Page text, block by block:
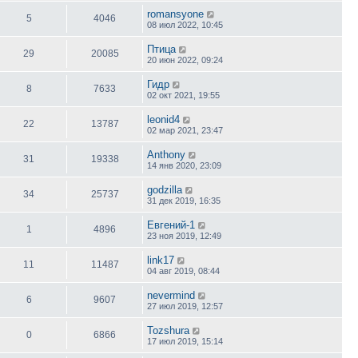
5 4046 romansyone
08 июл 2022, 10:45
29 20085 Птица
20 июн 2022, 09:24
8 7633 Гидр
02 окт 2021, 19:55
22 13787 leonid4
02 мар 2021, 23:47
31 19338 Anthony
14 янв 2020, 23:09
34 25737 godzilla
31 дек 2019, 16:35
1 4896 Евгений-1
23 ноя 2019, 12:49
11 11487 link17
04 авг 2019, 08:44
6 9607 nevermind
27 июл 2019, 12:57
0 6866 Tozshura
17 июл 2019, 15:14